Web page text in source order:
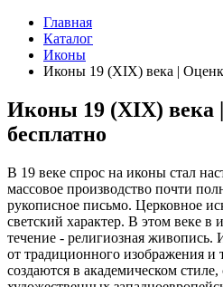
Главная
Каталог
Иконы
Иконы 19 (XIX) века |
Иконы 19 (XIX) века
бесплатно
В 19 веке спрос на иконы стал
массовое производство почти
рукописное письмо. Церковное
светский характер. В этом веке в
течение - религиозная
от традиционного изображения
создаются в академическом